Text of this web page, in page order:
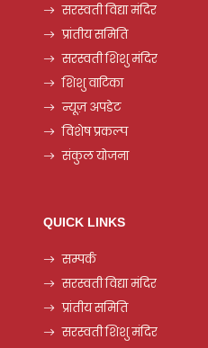
सरस्वती विद्या मंदिर
प्रांतीय समिति
सरस्वती शिशु मंदिर
शिशु वाटिका
न्यूज़ अपडेट
विशेष प्रकल्प
संकुल योजना
QUICK LINKS
सम्पर्क
सरस्वती विद्या मंदिर
प्रांतीय समिति
सरस्वती शिशु मंदिर